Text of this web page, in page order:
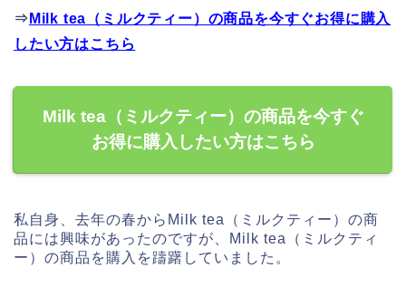
⇒ Milk tea（ミルクティー）の商品を今すぐお得に購入
したい方はこちら
Milk tea（ミルクティー）の商品を今すぐ
お得に購入したい方はこちら
私自身、去年の春からMilk tea（ミルクティー）の商
品には興味があったのですが、Milk tea（ミルクティ
ー）の商品を購入を躊躇していました。